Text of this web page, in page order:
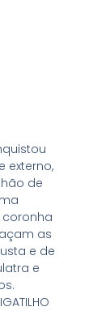
externo,
de
as
e de
e